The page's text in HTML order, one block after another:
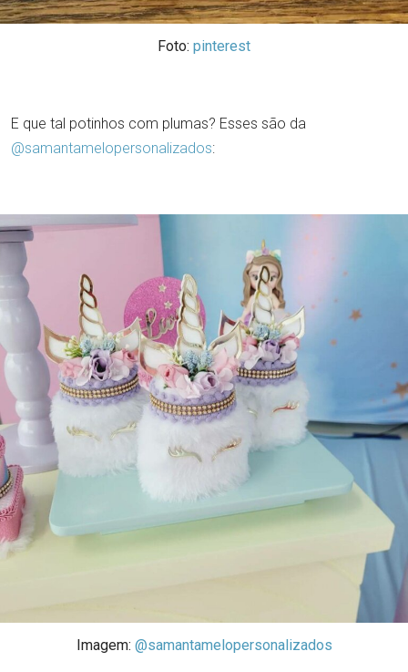
Foto: pinterest
E que tal potinhos com plumas? Esses são da
@samantamelopersonalizados:
Imagem: @samantamelopersonalizados